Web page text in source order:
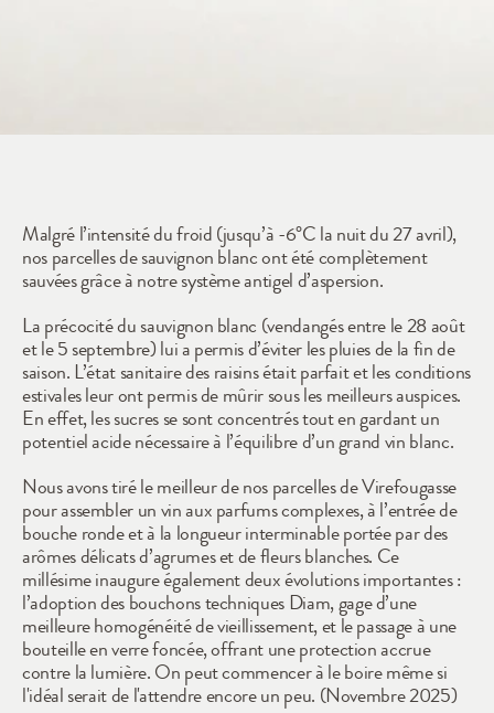
2017
Malgré l’intensité du froid (jusqu’à -6°C la nuit du 27 avril),
nos parcelles de sauvignon blanc ont été complètement
sauvées grâce à notre système antigel d’aspersion.
La précocité du sauvignon blanc (vendangés entre le 28 août
et le 5 septembre) lui a permis d’éviter les pluies de la fin de
saison. L’état sanitaire des raisins était parfait et les conditions
estivales leur ont permis de mûrir sous les meilleurs auspices.
En effet, les sucres se sont concentrés tout en gardant un
potentiel acide nécessaire à l’équilibre d’un grand vin blanc.
Nous avons tiré le meilleur de nos parcelles de Virefougasse
pour assembler un vin aux parfums complexes, à l’entrée de
bouche ronde et à la longueur interminable portée par des
arômes délicats d’agrumes et de fleurs blanches. Ce
millésime inaugure également deux évolutions importantes :
l’adoption des bouchons techniques Diam, gage d’une
meilleure homogénéité de vieillissement, et le passage à une
bouteille en verre foncée, offrant une protection accrue
contre la lumière. On peut commencer à le boire même si
l'idéal serait de l'attendre encore un peu. (Novembre 2025)